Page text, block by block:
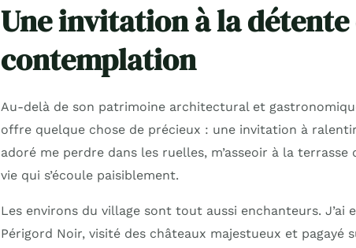
Une invitation à la détente
contemplation
Au-delà de son patrimoine architectural et
offre quelque chose de précieux : une invitation à
adoré me perdre dans les ruelles, m’asseoir à la
vie qui s’écoule paisiblement.
Les environs du village sont tout aussi enchanteurs. J’ai
Périgord Noir, visité des châteaux majestueux et pagayé